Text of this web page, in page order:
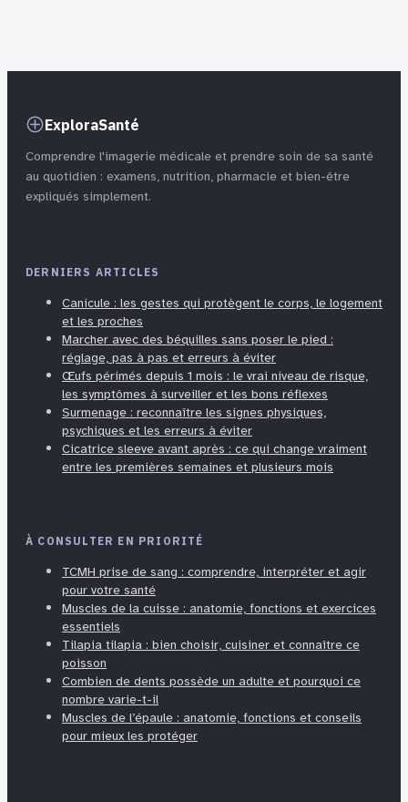
ExploraSanté
Comprendre l'imagerie médicale et prendre soin de sa santé
au quotidien : examens, nutrition, pharmacie et bien-être
expliqués simplement.
DERNIERS ARTICLES
Canicule : les gestes qui protègent le corps, le logement
et les proches
Marcher avec des béquilles sans poser le pied :
réglage, pas à pas et erreurs à éviter
Œufs périmés depuis 1 mois : le vrai niveau de risque,
les symptômes à surveiller et les bons réflexes
Surmenage : reconnaître les signes physiques,
psychiques et les erreurs à éviter
Cicatrice sleeve avant après : ce qui change vraiment
entre les premières semaines et plusieurs mois
À CONSULTER EN PRIORITÉ
TCMH prise de sang : comprendre, interpréter et agir
pour votre santé
Muscles de la cuisse : anatomie, fonctions et exercices
essentiels
Tilapia tilapia : bien choisir, cuisiner et connaître ce
poisson
Combien de dents possède un adulte et pourquoi ce
nombre varie-t-il
Muscles de l’épaule : anatomie, fonctions et conseils
pour mieux les protéger